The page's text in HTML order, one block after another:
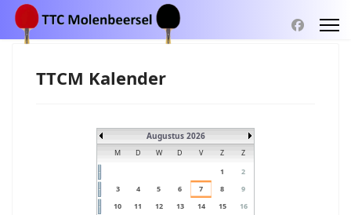
TTCM Kalender
Augustus 2026
M D W D V Z
Z
1
2
3
4 5 6 7 8
9
10
11 12 13 14 15
16